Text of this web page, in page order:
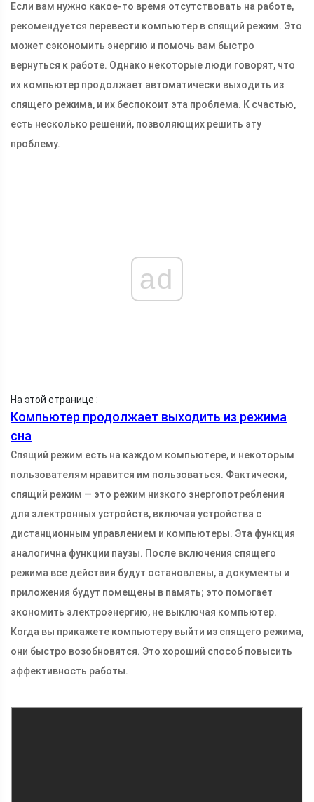
Если вам нужно какое-то время отсутствовать на работе,
рекомендуется перевести компьютер в спящий режим. Это
может сэкономить энергию и помочь вам быстро
вернуться к работе. Однако некоторые люди говорят, что
их компьютер продолжает автоматически выходить из
спящего режима, и их беспокоит эта проблема. К счастью,
есть несколько решений, позволяющих решить эту
проблему.
ad
На этой странице :
Компьютер продолжает выходить из режима
сна
Спящий режим есть на каждом компьютере, и некоторым
пользователям нравится им пользоваться. Фактически,
спящий режим — это режим низкого энергопотребления
для электронных устройств, включая устройства с
дистанционным управлением и компьютеры. Эта функция
аналогична функции паузы. После включения спящего
режима все действия будут остановлены, а документы и
приложения будут помещены в память; это помогает
экономить электроэнергию, не выключая компьютер.
Когда вы прикажете компьютеру выйти из спящего режима,
они быстро возобновятся. Это хороший способ повысить
эффективность работы.